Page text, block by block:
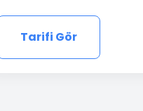
Tarifi Gör